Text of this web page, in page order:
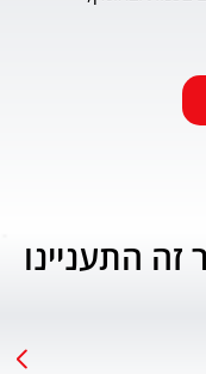
מומלץ בחום.
התעניינו